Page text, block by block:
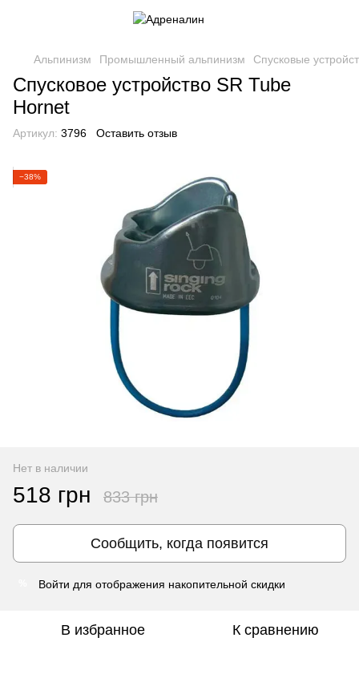
Альпинизм Промышленный альпинизм Спусковые
Спусковое устройство SR Tube
Hornet
Артикул: 3796 Оставить отзыв
−38%
Нет в наличии
518 грн 833 грн
Сообщить, когда появится
Войти для отображения накопительной скидки
В избранное К сравнению